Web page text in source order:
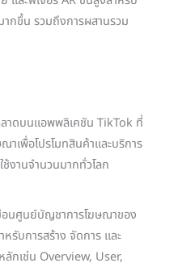
กขึ้น รวมถึงการผสานรวม
าดบนแอพพลิเคชัน TikTok ที่
เพื่อโปรโมทสินค้าและบริการ
ช้งานจำนวนมากทั่วโลก
นศูนย์บัญชาการโฆษณาของ
รับการสร้าง จัดการ และ
กเช่น Overview, User,